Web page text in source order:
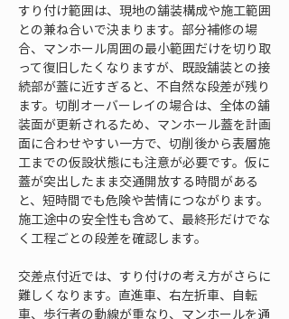
すり付け範囲は、現地の舗装構成や施工範囲
との兼ね合いで決まります。部分補修の場
合、マンホール周囲の最小範囲だけを切り取
って復旧したくなりますが、既設舗装との接
続部が蓋に近すぎると、不自然な段差が残り
ます。切削オーバーレイの場合は、全体の舗
装面が更新されるため、マンホール蓋を計画
面に合わせやすい一方で、切削後から表層施
工までの仮設状態にも注意が必要です。仮に
蓋が突出したまま交通開放する時間がある
と、短時間でも危険や苦情につながります。
施工途中の安全性も含めて、最終形だけでな
く工程ごとの段差を確認します。
交差点付近では、すり付けの考え方がさらに
難しくなります。直進車、右左折車、自転
車、歩行者の動線が重なり、マンホールを通